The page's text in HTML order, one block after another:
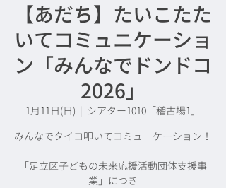
【あだち】たいこたた
いてコミュニケーショ
ン「みんなでドンドコ
2026」
1月11日(日)
  |
シアター1010「稽古場1」
みんなでタイコ叩いてコミュニケーション！
「足立区子どもの未来応援活動団体支援事
業」につき